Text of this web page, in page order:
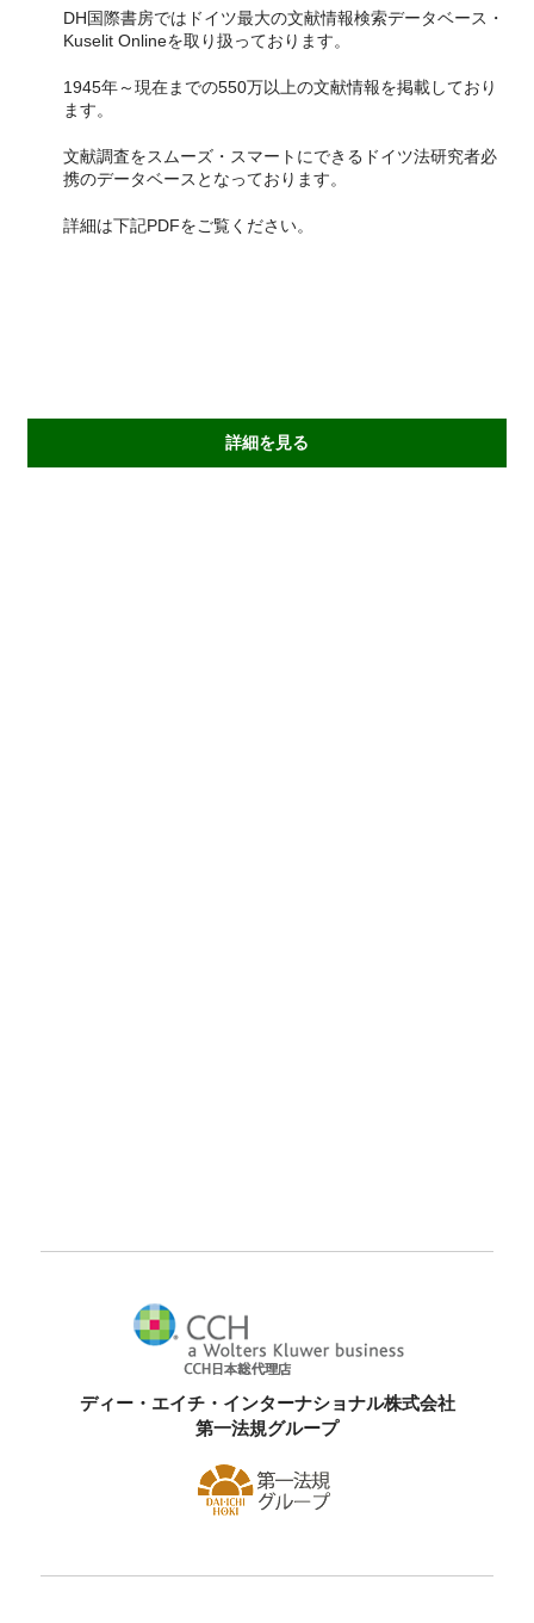
DH国際書房ではドイツ最大の文献情報検索データベース・
Kuselit Onlineを取り扱っております。
1945年～現在までの550万以上の文献情報を掲載しており
ます。
文献調査をスムーズ・スマートにできるドイツ法研究者必
携のデータベースとなっております。
詳細は下記PDFをご覧ください。
詳細を見る
ディー・エイチ・インターナショナル株式会社
第一法規グループ